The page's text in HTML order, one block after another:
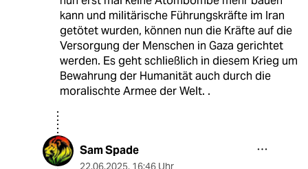
kann und militärische Führungskräfte im Iran
getötet wurden, können nun die Kräfte auf die
Versorgung der Menschen in Gaza gerichtet
werden. Es geht schließlich in diesem Krieg um
Bewahrung der Humanität auch durch die
moralischte Armee der Welt. .
Sam Spade
22.06.2025, 16:46 Uhr